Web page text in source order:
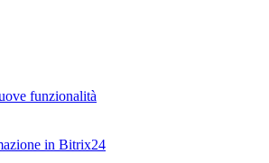
funzionalità
in Bitrix24